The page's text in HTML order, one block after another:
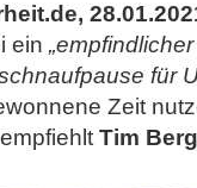
ein
für
Zeit
Tim